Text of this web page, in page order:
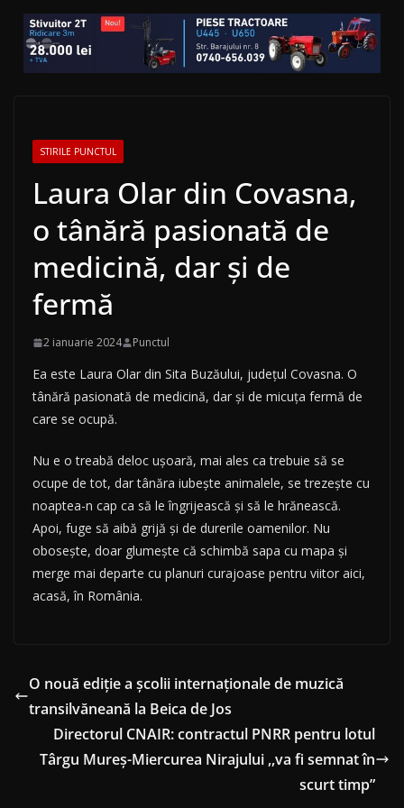
STIRILE PUNCTUL
Laura Olar din Covasna,
o tânără pasionată de
medicină, dar și de
fermă
2 ianuarie 2024 Punctul
Ea este Laura Olar din Sita Buzăului, județul Covasna. O
tânără pasionată de medicină, dar și de micuța fermă de
care se ocupă.
Nu e o treabă deloc ușoară, mai ales ca trebuie să se
ocupe de tot, dar tânăra iubește animalele, se trezește cu
noaptea-n cap ca să le îngrijească și să le hrănească.
Apoi, fuge să aibă grijă și de durerile oamenilor. Nu
obosește, doar glumește că schimbă sapa cu mapa și
merge mai departe cu planuri curajoase pentru viitor aici,
acasă, în România.
O nouă ediție a școlii internaționale de muzică
transilvăneană la Beica de Jos
Directorul CNAIR: contractul PNRR pentru lotul
Târgu Mureș-Miercurea Nirajului ,,va fi semnat în
scurt timp”